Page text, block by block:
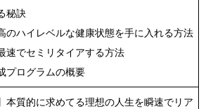
秘訣
のハイレベルな健康状態を手に入れる方法
速でセミリタイアする方法
プログラムの概要
本質的に求めてる理想の人生を瞬速でリア